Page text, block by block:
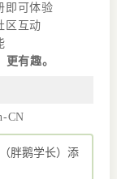
即可体验
区互动
有趣。
CN
胖鹅学长）添